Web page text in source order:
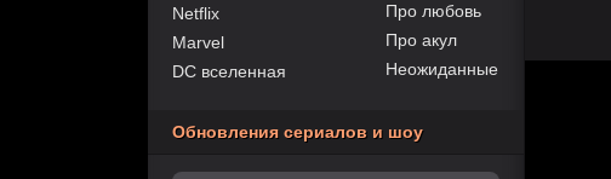
Netflix
Marvel
DC вселенная
Про любовь
Про акул
Неожиданные
Обновления сериалов и шоу